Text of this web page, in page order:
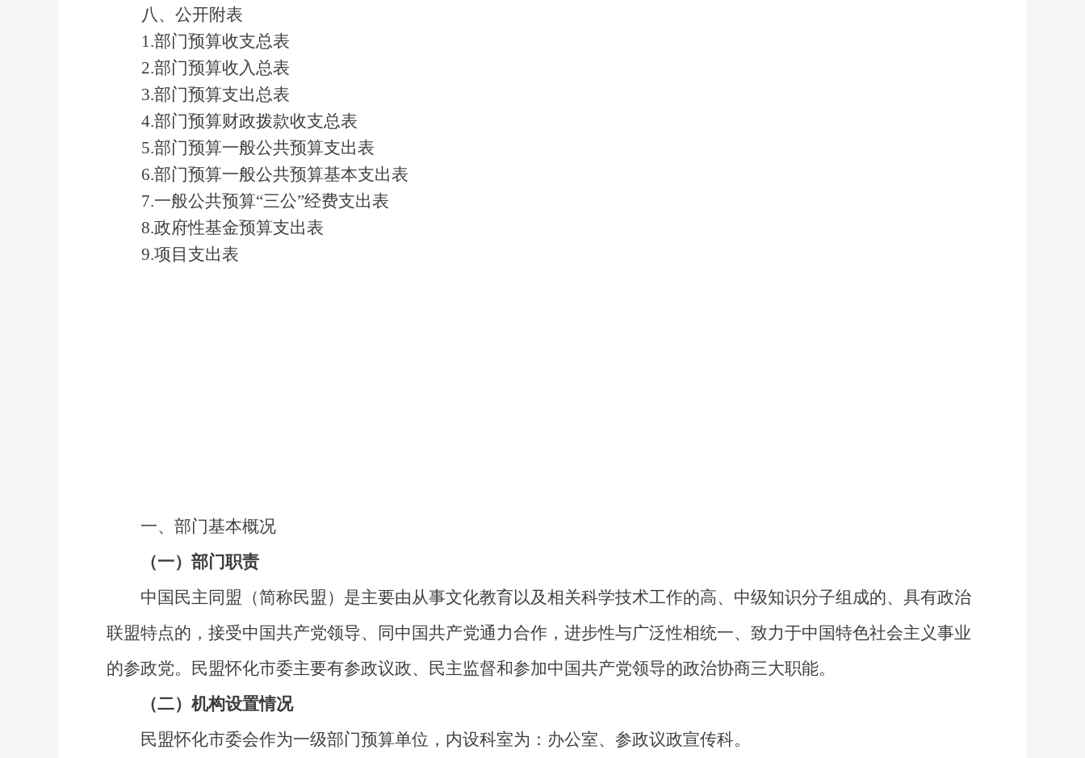
八、公开附表
1.部门预算收支总表
2.部门预算收入总表
3.部门预算支出总表
4.部门预算财政拨款收支总表
5.部门预算一般公共预算支出表
6.部门预算一般公共预算基本支出表
7.一般公共预算“三公”经费支出表
8.政府性基金预算支出表
9.项目支出表
一、部门基本概况
（一）部门职责
中国民主同盟（简称民盟）是主要由从事文化教育以及相关科学技术工作的高、中级知识分子组成的、具有政治
联盟特点的，接受中国共产党领导、同中国共产党通力合作，进步性与广泛性相统一、致力于中国特色社会主义事业
的参政党。民盟怀化市委主要有参政议政、民主监督和参加中国共产党领导的政治协商三大职能。
（二）机构设置情况
民盟怀化市委会作为一级部门预算单位，内设科室为：办公室、参政议政宣传科。